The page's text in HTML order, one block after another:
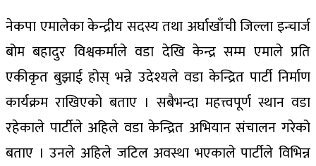
नेकपा एमालेका केन्द्रीय सदस्य तथा अर्घाखाँची जिल्ला इन्चार्ज
बोम बहादुर विश्वकर्माले वडा देखि केन्द्र सम्म एमाले प्रति
एकीकृत बुझाई होस् भन्ने उदेश्यले वडा केन्द्रित पार्टी निर्माण
कार्यक्रम राखिएको बताए । सबैभन्दा महत्त्वपूर्ण स्थान वडा
रहेकाले पार्टीले अहिले वडा केन्द्रित अभियान संचालन गरेको
बताए । उनले अहिले जटिल अवस्था भएकाले पार्टीले विभिन्न